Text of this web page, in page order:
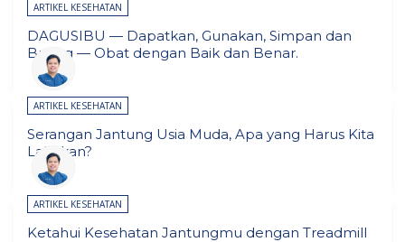
ARTIKEL KESEHATAN
DAGUSIBU — Dapatkan, Gunakan, Simpan dan
Buang — Obat dengan Baik dan Benar.
ARTIKEL KESEHATAN
Serangan Jantung Usia Muda, Apa yang Harus Kita
Lakukan?
ARTIKEL KESEHATAN
Ketahui Kesehatan Jantungmu dengan Treadmill